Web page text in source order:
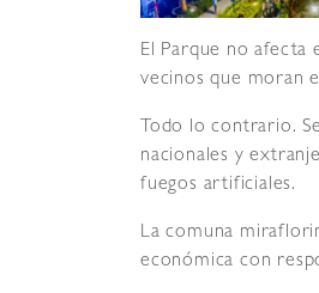
El Parque no afecta
vecinos que moran
Todo lo contrario.
nacionales y
fuegos artificiales.
La comuna
económica con